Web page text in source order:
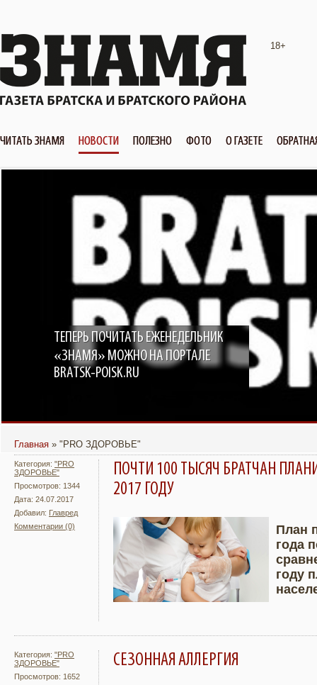
18+
ЧИТАТЬ ЗНАМЯ НОВОСТИ ПОЛЕЗНО ФОТО О ГАЗЕТЕ
ТЕПЕРЬ ПОЧИТАТЬ ЕЖЕНЕДЕЛЬНИК
«ЗНАМЯ» МОЖНО НА ПОРТАЛЕ
BRATSK-POISK.RU
Главная » "PRO ЗДОРОВЬЕ"
Категория: "PRO
ЗДОРОВЬЕ"
Просмотров: 1344
Дата: 24.07.2017
Добавил: Главред
Комментарии (0)
ПОЧТИ 100 ТЫСЯЧ БРАТЧАН
2017 ГОДУ
Подробнее
План
года
году
Категория: "PRO
ЗДОРОВЬЕ"
Просмотров: 1652
СЕЗОННАЯ АЛЛЕРГИЯ